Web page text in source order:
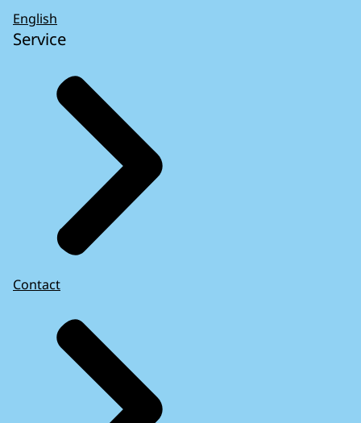
English
Service
Contact